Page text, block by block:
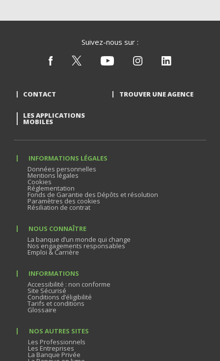
Suivez-nous sur :
CONTACT TROUVER UNE AGENCE
LES APPLICATIONS
MOBILES
INFORMATIONS LÉGALES
Données personnelles
Mentions légales
Cookies
Réglementation
Fonds de Garantie des Dépôts et résolution
Paramètres des cookies
Résiliation de contrat
NOUS CONNAÎTRE
La banque d’un monde qui change
Nos engagements responsables
Emploi & Carrière
INFORMATIONS
Accessibilité : non conforme
Site Sécurisé
Conditions d’éligibilité
Tarifs et conditions
Glossaire
NOS AUTRES SITES
Les Professionnels
Les Entreprises
La Banque Privée